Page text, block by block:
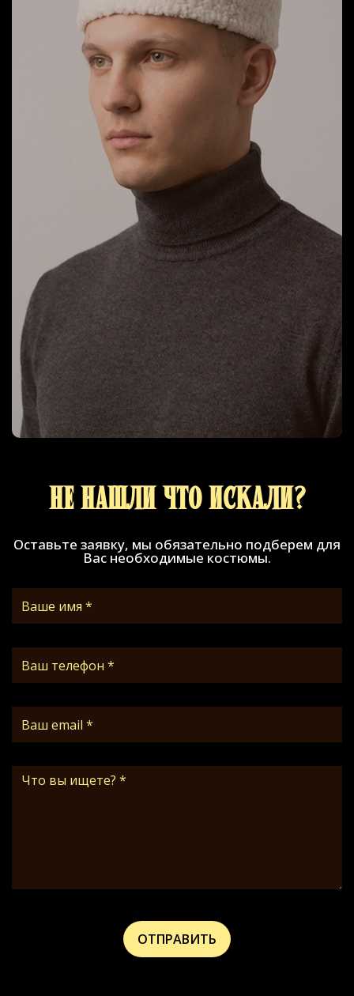
Не нашли что искали?
Оставьте заявку, мы обязательно подберем для
Вас необходимые костюмы.